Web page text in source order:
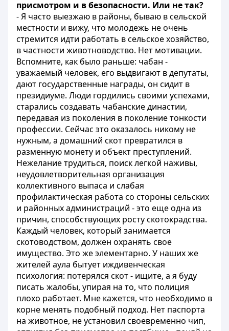
присмотром и в безопасности. Или не так?
- Я часто выезжаю в районы, бываю в сельской
местности и вижу, что молодежь не очень
стремится идти работать в сельское хозяйство,
в частности животноводство. Нет мотивации.
Вспомните, как было раньше: чабан -
уважаемый человек, его выдвигают в депутаты,
дают государственные награды, он сидит в
президиуме. Люди гордились своими успехами,
старались создавать чабанские династии,
передавая из поколения в поколение тонкости
профессии. Сейчас это оказалось никому не
нужным, а домашний скот превратился в
разменную монету и объект преступлений.
Нежелание трудиться, поиск легкой наживы,
неудовлетворительная организация
коллективного выпаса и слабая
профилактическая работа со стороны сельских
и районных администраций - это еще одна из
причин, способствующих росту скотокрадства.
Каждый человек, который занимается
скотоводством, должен охранять свое
имущество. Это же элементарно. У наших же
жителей аула бытует иждивенческая
психология: потерялся скот - ищите, а я буду
писать жалобы, упирая на то, что полиция
плохо работает. Мне кажется, что необходимо в
корне менять подобный подход. Нет паспорта
на животное, не установил своевременно чип,